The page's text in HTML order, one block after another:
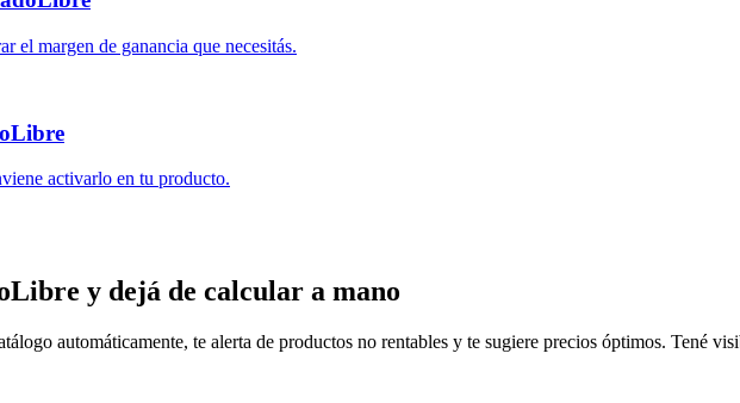
el margen de ganancia que necesitás.
activarlo en tu producto.
y dejá de calcular a mano
automáticamente, te alerta de productos no rentables y te sugiere precios óptimos. Tené